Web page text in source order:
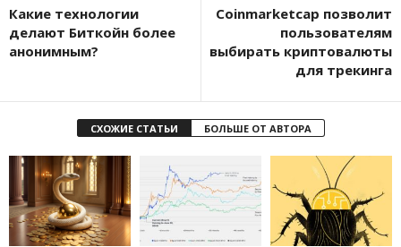
Какие технологии
делают Биткойн более
анонимным?
Coinmarketcap позволит
пользователям
выбирать криптовалюты
для трекинга
СХОЖИЕ СТАТЬИ БОЛЬШЕ ОТ АВТОРА